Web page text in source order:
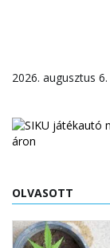
2026. augusztus
OLVASOTT